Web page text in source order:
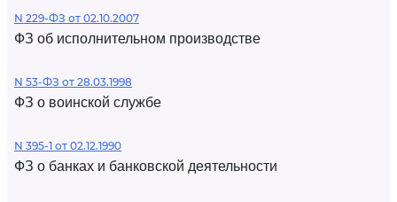
N 229-ФЗ от 02.10.2007
ФЗ об исполнительном производстве
N 53-ФЗ от 28.03.1998
ФЗ о воинской службе
N 395-1 от 02.12.1990
ФЗ о банках и банковской деятельности